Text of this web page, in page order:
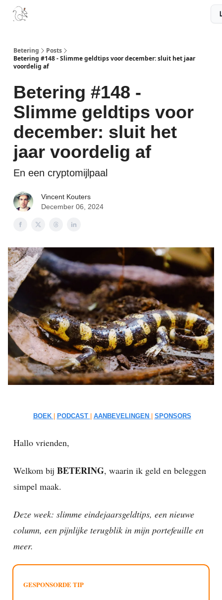
Betering
Posts
Betering #148 - Slimme geldtips voor december: sluit het jaar
voordelig af
Betering #148 -
Slimme geldtips voor
december: sluit het
jaar voordelig af
En een cryptomijlpaal
Vincent Kouters
December 06, 2024
BOEK PODCAST AANBEVELINGEN SPONSORS
Hallo vrienden,
Welkom bij BETERING, waarin ik geld en beleggen
simpel maak.
Deze week: slimme eindejaarsgeldtips, een nieuwe
column, een pijnlijke terugblik in mijn portefeuille en
meer.
GESPONSORDE TIP